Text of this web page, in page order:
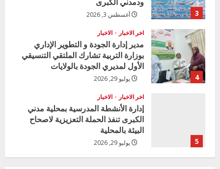
n
g
3 أغسطس 3, 2026
4
اخر الاخبار الاخبار
مدير إدارة الجودة و التطوير الإداري
بوزارة التربية تشارك الملتقي التنسيقي
الأول لمديري الجودة بالولايات
يوليو 29, 2026
5
اخر الاخبار الاخبار
إدارة الأنشطة المدرسية بمحلية مدني
الكبرى تنفذ الحملة التعزيزية لاصحاح
البيئة بالمحلية
يوليو 29, 2026